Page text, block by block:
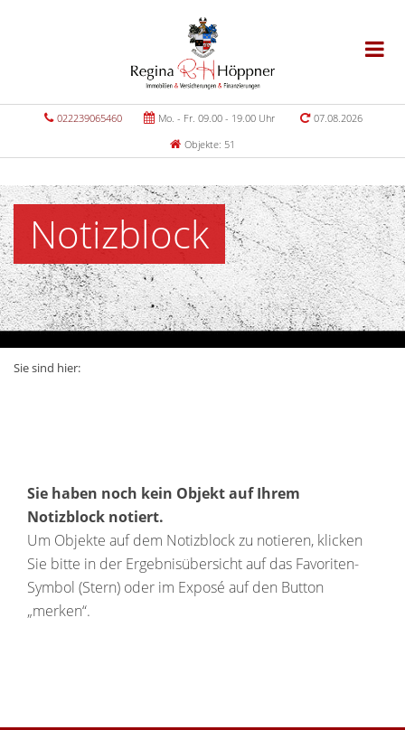
022239065460 Mo. - Fr. 09.00 - 19.00 Uhr
07.08.2026
Objekte: 51
Notizblock
Sie sind hier:
Sie haben noch kein Objekt auf Ihrem
Notizblock notiert.
Um Objekte auf dem Notizblock zu notieren, klicken
Sie bitte in der Ergebnisübersicht auf das Favoriten-
Symbol (Stern) oder im Exposé auf den Button
„merken“.